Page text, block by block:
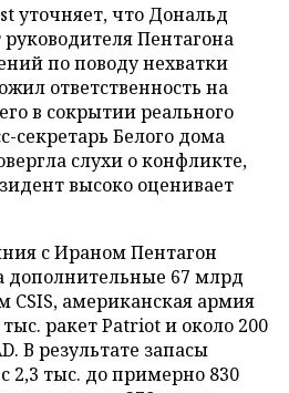
уточняет, что Дональд
Пентагона
по поводу нехватки
ответственность на
в сокрытии реального
секретарь Белого дома
слухи о конфликте,
высоко оценивает
с Ираном Пентагон
дополнительные 67 млрд
CSIS, американская армия
ракет Patriot и около 200
В результате запасы
2,3 тыс. до примерно 830